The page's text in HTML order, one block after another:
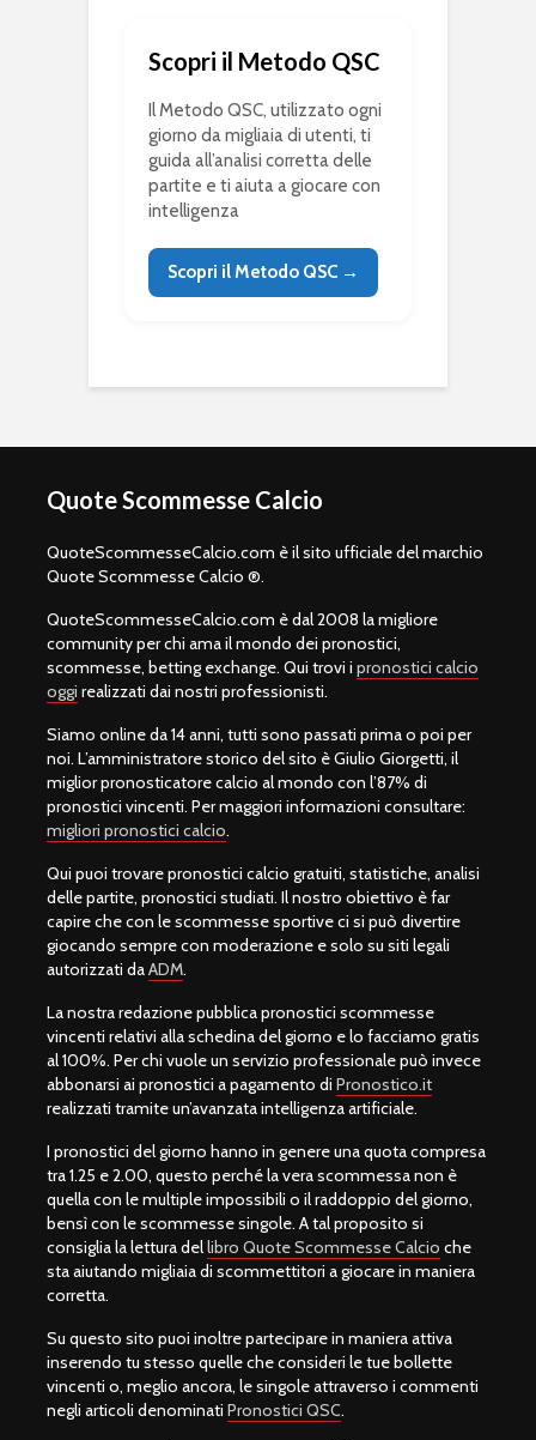
Scopri il Metodo QSC
Il Metodo QSC, utilizzato ogni
giorno da migliaia di utenti, ti
guida all’analisi corretta delle
partite e ti aiuta a giocare con
intelligenza
Scopri il Metodo QSC →
Quote Scommesse Calcio
QuoteScommesseCalcio.com è il sito ufficiale del marchio
Quote Scommesse Calcio ®.
QuoteScommesseCalcio.com è dal 2008 la migliore
community per chi ama il mondo dei pronostici,
scommesse, betting exchange. Qui trovi i pronostici calcio
oggi realizzati dai nostri professionisti.
Siamo online da 14 anni, tutti sono passati prima o poi per
noi. L’amministratore storico del sito è Giulio Giorgetti, il
miglior pronosticatore calcio al mondo con l’87% di
pronostici vincenti. Per maggiori informazioni consultare:
migliori pronostici calcio.
Qui puoi trovare pronostici calcio gratuiti, statistiche, analisi
delle partite, pronostici studiati. Il nostro obiettivo è far
capire che con le scommesse sportive ci si può divertire
giocando sempre con moderazione e solo su siti legali
autorizzati daADM.
La nostra redazione pubblica pronostici scommesse
vincenti relativi alla schedina del giorno e lo facciamo gratis
al 100%. Per chi vuole un servizio professionale può invece
abbonarsi ai pronostici a pagamento di Pronostico.it
realizzati tramite un’avanzata intelligenza artificiale.
I pronostici del giorno hanno in genere una quota compresa
tra 1.25 e 2.00, questo perché la vera scommessa non è
quella con le multiple impossibili o il raddoppio del giorno,
bensì con le scommesse singole. A tal proposito si
consiglia la lettura dellibro Quote Scommesse Calcio che
sta aiutando migliaia di scommettitori a giocare in maniera
corretta.
Su questo sito puoi inoltre partecipare in maniera attiva
inserendo tu stesso quelle che consideri le tue bollette
vincenti o, meglio ancora, le singole attraverso i commenti
negli articoli denominati Pronostici QSC.